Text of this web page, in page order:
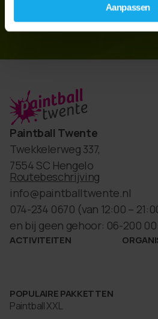
Aanpassen
Paintball Twente
Twekkelerweg 337,
7554 SC Hengelo
Routebeschrijving
info@paintballtwente.nl
074-234 0670 (van 12:00 –
en bij geen gehoor: 06-200 00
ACTIVITEITEN
POPULAIRE PAKKETTEN
Paintball XXL